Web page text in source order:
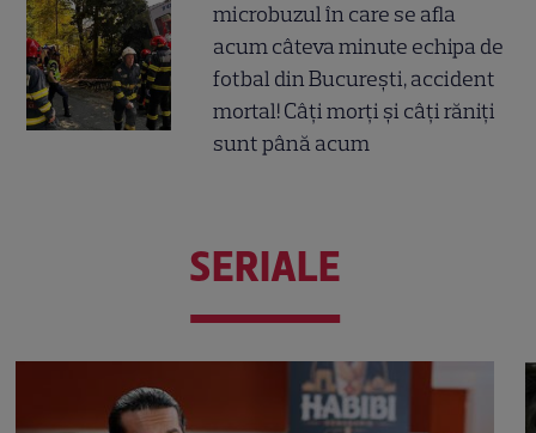
microbuzul în care se afla
acum câteva minute echipa de
fotbal din București, accident
mortal! Câți morți și câți răniți
sunt până acum
SERIALE